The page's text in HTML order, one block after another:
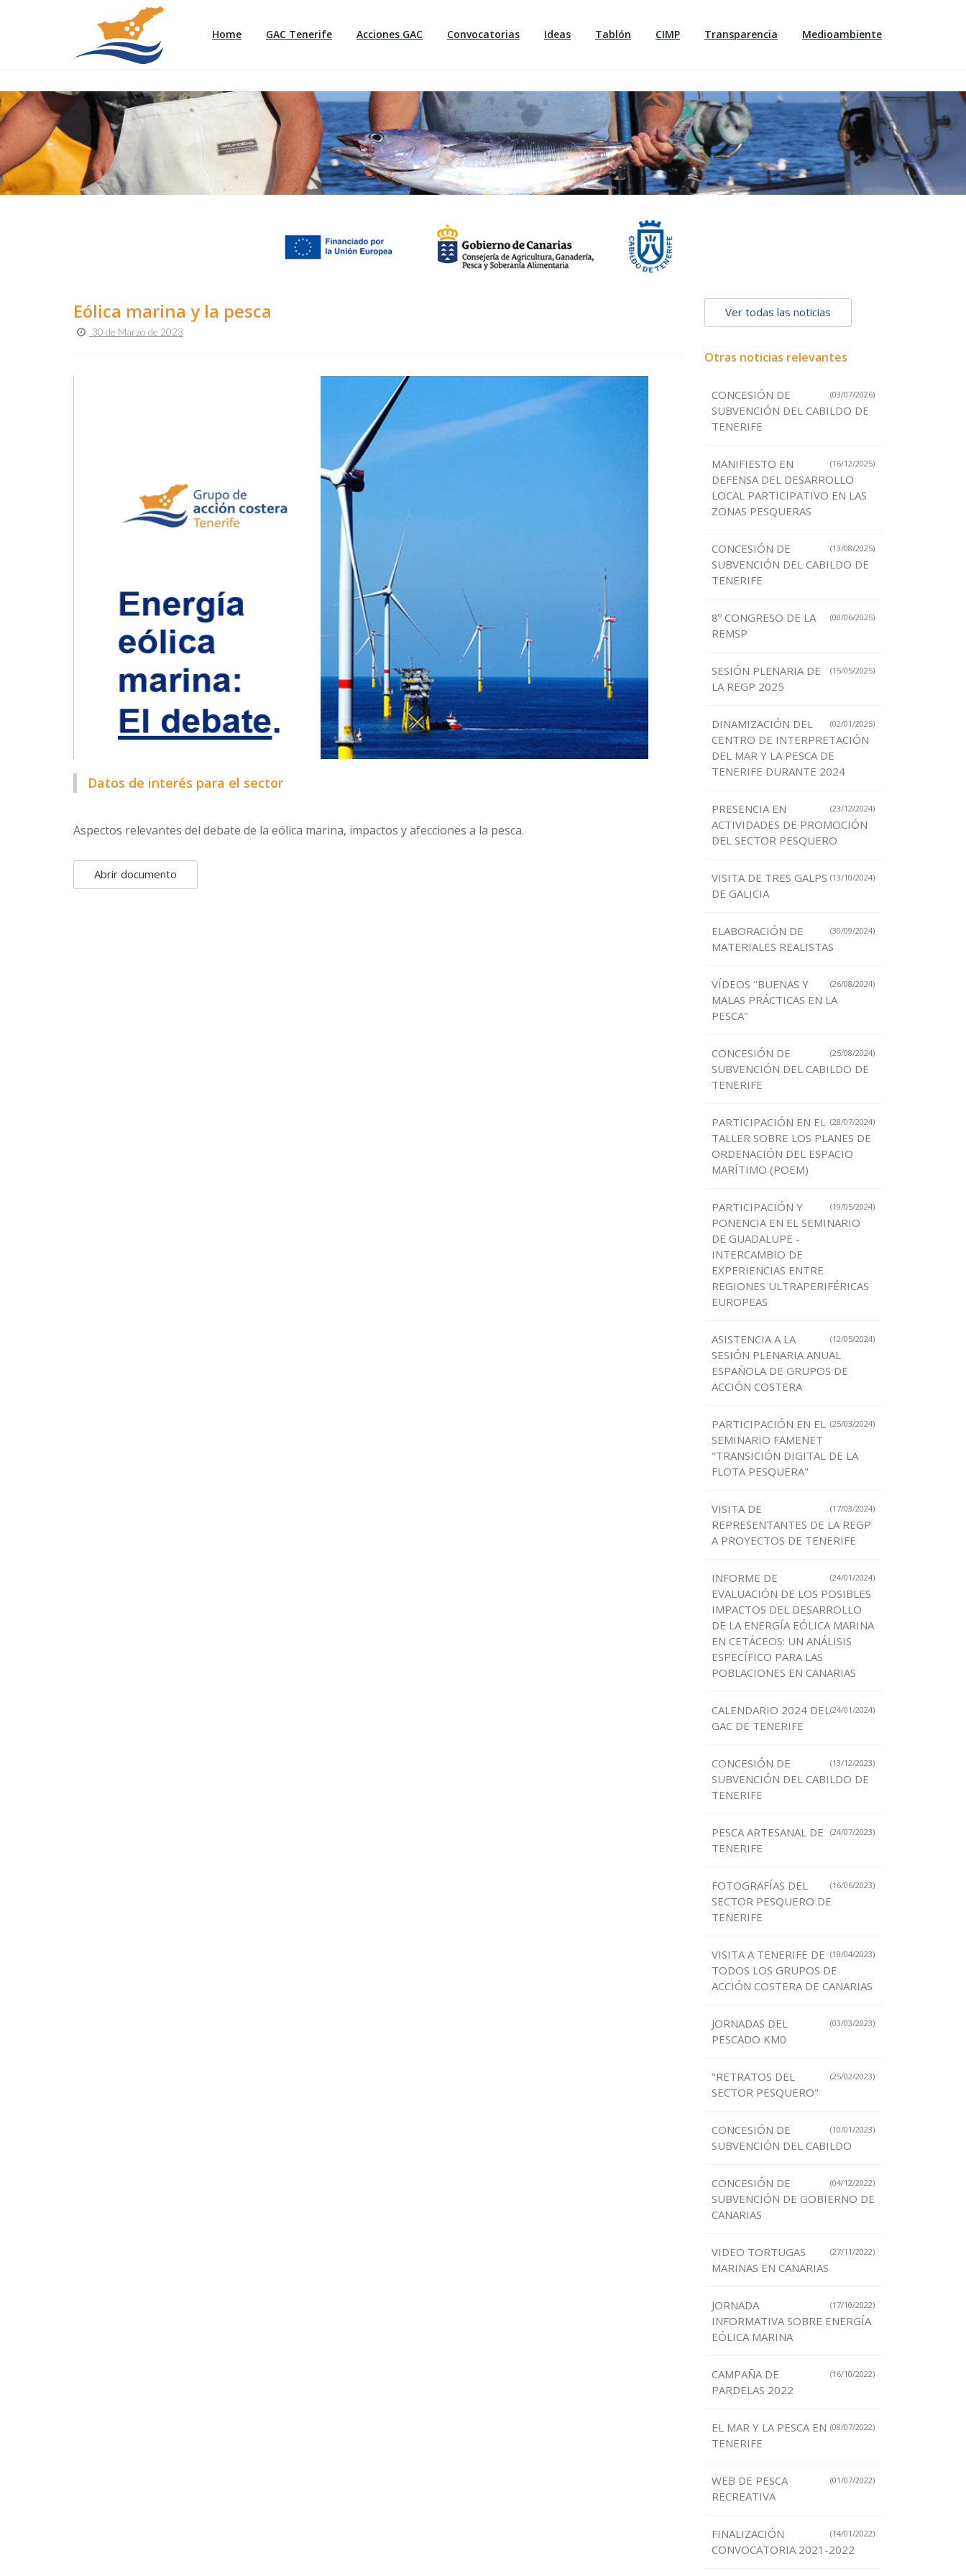
Home GAC Tenerife Acciones GAC Convocatorias Ideas Tablón CIMP Transparencia Medioambiente
Eólica marina y la pesca
30 de Marzo de 2023
Datos de interés para el sector
Aspectos relevantes del debate de la eólica marina, impactos y afecciones a la pesca.
Abrir documento
Ver todas las noticias
Otras noticias relevantes
(03/07/2026)
CONCESIÓN DE
SUBVENCIÓN DEL CABILDO DE
TENERIFE
(16/12/2025)
MANIFIESTO EN
DEFENSA DEL DESARROLLO
LOCAL PARTICIPATIVO EN LAS
ZONAS PESQUERAS
(13/08/2025)
CONCESIÓN DE
SUBVENCIÓN DEL CABILDO DE
TENERIFE
(08/06/2025)
8º CONGRESO DE LA
REMSP
(15/05/2025)
SESIÓN PLENARIA DE
LA REGP 2025
(02/01/2025)
DINAMIZACIÓN DEL
CENTRO DE INTERPRETACIÓN
DEL MAR Y LA PESCA DE
TENERIFE DURANTE 2024
(23/12/2024)
PRESENCIA EN
ACTIVIDADES DE PROMOCIÓN
DEL SECTOR PESQUERO
(13/10/2024)
VISITA DE TRES GALPS
DE GALICIA
(30/09/2024)
ELABORACIÓN DE
MATERIALES REALISTAS
(26/08/2024)
VÍDEOS "BUENAS Y
MALAS PRÁCTICAS EN LA
PESCA"
(25/08/2024)
CONCESIÓN DE
SUBVENCIÓN DEL CABILDO DE
TENERIFE
(28/07/2024)
PARTICIPACIÓN EN EL
TALLER SOBRE LOS PLANES DE
ORDENACIÓN DEL ESPACIO
MARÍTIMO (POEM)
(19/05/2024)
PARTICIPACIÓN Y
PONENCIA EN EL SEMINARIO
DE GUADALUPE -
INTERCAMBIO DE
EXPERIENCIAS ENTRE
REGIONES ULTRAPERIFÉRICAS
EUROPEAS
(12/05/2024)
ASISTENCIA A LA
SESIÓN PLENARIA ANUAL
ESPAÑOLA DE GRUPOS DE
ACCIÓN COSTERA
(25/03/2024)
PARTICIPACIÓN EN EL
SEMINARIO FAMENET
"TRANSICIÓN DIGITAL DE LA
FLOTA PESQUERA"
(17/03/2024)
VISITA DE
REPRESENTANTES DE LA REGP
A PROYECTOS DE TENERIFE
(24/01/2024)
INFORME DE
EVALUACIÓN DE LOS POSIBLES
IMPACTOS DEL DESARROLLO
DE LA ENERGÍA EÓLICA MARINA
EN CETÁCEOS: UN ANÁLISIS
ESPECÍFICO PARA LAS
POBLACIONES EN CANARIAS
(24/01/2024)
CALENDARIO 2024 DEL
GAC DE TENERIFE
(13/12/2023)
CONCESIÓN DE
SUBVENCIÓN DEL CABILDO DE
TENERIFE
(24/07/2023)
PESCA ARTESANAL DE
TENERIFE
(16/06/2023)
FOTOGRAFÍAS DEL
SECTOR PESQUERO DE
TENERIFE
(18/04/2023)
VISITA A TENERIFE DE
TODOS LOS GRUPOS DE
ACCIÓN COSTERA DE CANARIAS
(03/03/2023)
JORNADAS DEL
PESCADO KM0
(25/02/2023)
"RETRATOS DEL
SECTOR PESQUERO"
(10/01/2023)
CONCESIÓN DE
SUBVENCIÓN DEL CABILDO
(04/12/2022)
CONCESIÓN DE
SUBVENCIÓN DE GOBIERNO DE
CANARIAS
(27/11/2022)
VIDEO TORTUGAS
MARINAS EN CANARIAS
(17/10/2022)
JORNADA
INFORMATIVA SOBRE ENERGÍA
EÓLICA MARINA
(16/10/2022)
CAMPAÑA DE
PARDELAS 2022
(08/07/2022)
EL MAR Y LA PESCA EN
TENERIFE
(01/07/2022)
WEB DE PESCA
RECREATIVA
(14/01/2022)
FINALIZACIÓN
CONVOCATORIA 2021-2022